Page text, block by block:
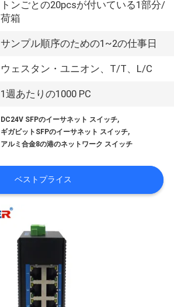
トンごとの20pcsが付いている1部分/
荷箱
サンプル順序のための1~2の仕事日
ウェスタン・ユニオン、T/T、L/C
1週あたりの1000 PC
DC24V SFPのイーサネット スイッチ,
ギガビットSFPのイーサネット スイッチ,
アルミ合金8の港のネットワーク スイッチ
ベストプライス